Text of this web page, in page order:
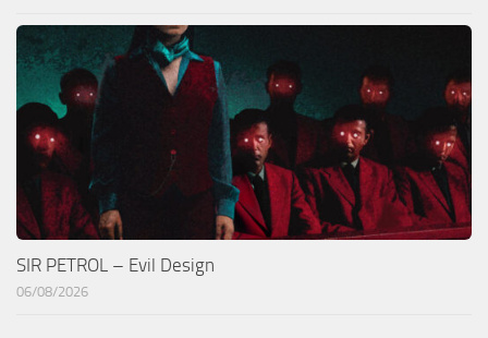
SIR PETROL – Evil Design
06/08/2026